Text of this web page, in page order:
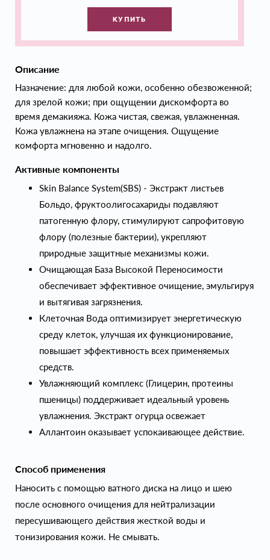
КУПИТЬ
Описание
Назначение: для любой кожи, особенно обезвоженной;
для зрелой кожи; при ощущении дискомфорта во
время демакияжа. Кожа чистая, свежая, увлажненная.
Кожа увлажнена на этапе очищения. Ощущение
комфорта мгновенно и надолго.
Активные компоненты
Skin Balance System(SBS) - Экстракт листьев
Больдо, фруктоолигосахариды подавляют
патогенную флору, стимулируют сапрофитовую
флору (полезные бактерии), укрепляют
природные защитные механизмы кожи.
Очищающая База Высокой Переносимости
обеспечивает эффективное очищение, эмульгируя
и вытягивая загрязнения.
Клеточная Вода оптимизирует энергетическую
среду клеток, улучшая их функционирование,
повышает эффективность всех применяемых
средств.
Увлажняющий комплекс (Глицерин, протеины
пшеницы) поддерживает идеальный уровень
увлажнения. Экстракт огурца освежает
Аллантоин оказывает успокаивающее действие.
Способ применения
Наносить с помощью ватного диска на лицо и шею
после основного очищения для нейтрализации
пересушивающего действия жесткой воды и
тонизирования кожи. Не смывать.